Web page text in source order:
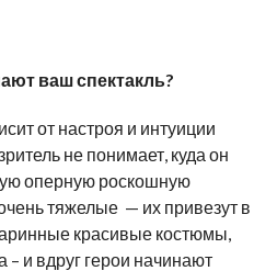
ваш спектакль?
от настроя и интуиции
не понимает, куда он
оперную роскошную
тяжелые — их привезут в
красивые костюмы,
и вдруг герои начинают